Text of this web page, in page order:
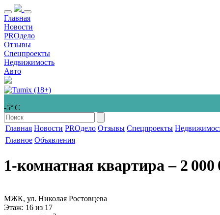
Главная
Новости
PROдело
Отзывы
Спецпроекты
Недвижимость
Авто
-5° С
Главная Новости PROдело Отзывы Спецпроекты
Главное Объявления
1-комнатная квартира‒ 2 000
МЖК, ул. Николая Ростовцева
Этаж: 16 из 17